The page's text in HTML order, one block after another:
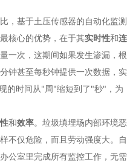
，基于土压传感器的自动化监测
核心的优势，在于其实时性和连
一次，这期间如果发生渗漏，根
钟甚至每秒钟提供一次数据，实
的时间从"周"缩短到了"秒"，为
和效率。垃圾填埋场内部环境恶
不仅危险，而且劳动强度大。自
公室里完成所有监控工作，无需